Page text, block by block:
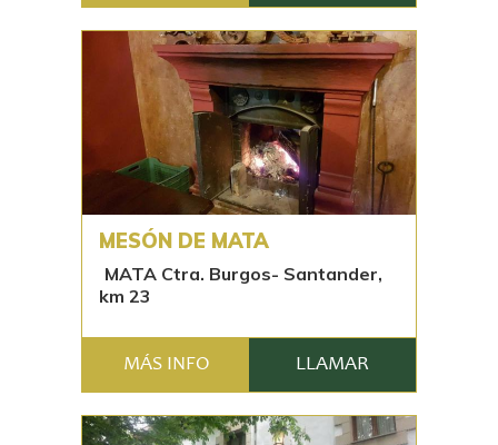
MESÓN DE MATA
MATA Ctra. Burgos- Santander,
km 23
MÁS INFO LLAMAR